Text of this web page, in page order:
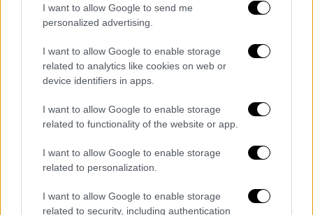
I want to allow Google to send me
personalized advertising.
I want to allow Google to enable storage
related to analytics like cookies on web or
device identifiers in apps.
I want to allow Google to enable storage
related to functionality of the website or app.
I want to allow Google to enable storage
related to personalization.
I want to allow Google to enable storage
related to security, including authentication
Όπως αναφέρει το ΑΠΕ - ΜΠΕ, προκειμένου
κάποιος να μεταναστεύσει στη Βρετανία θα
πρέπει να έχειετήσιο μισθό τουλάχιστον
25.600 λίρες(28.600 ευρώ), δηλαδή λιγότερο
από τον μέσο μισθό στη Βρετανία, αλλά πολύ
εργαζόμενοι στον τομέα τη υγείας. Λίγο
στο NHS είναι αλλοδαποί και το 5,5%
πολίτες ΕΕ.
Η Πατέλ υπογράμμισε ότι η βρετανική